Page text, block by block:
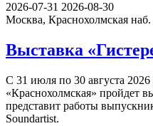
2026-07-31 2026-08-30
Москва, Краснохолмская наб.
Выставка
С 31 июля по 30 августа 2026
«Краснохолмская» пройдет
представит работы
Soundartist.